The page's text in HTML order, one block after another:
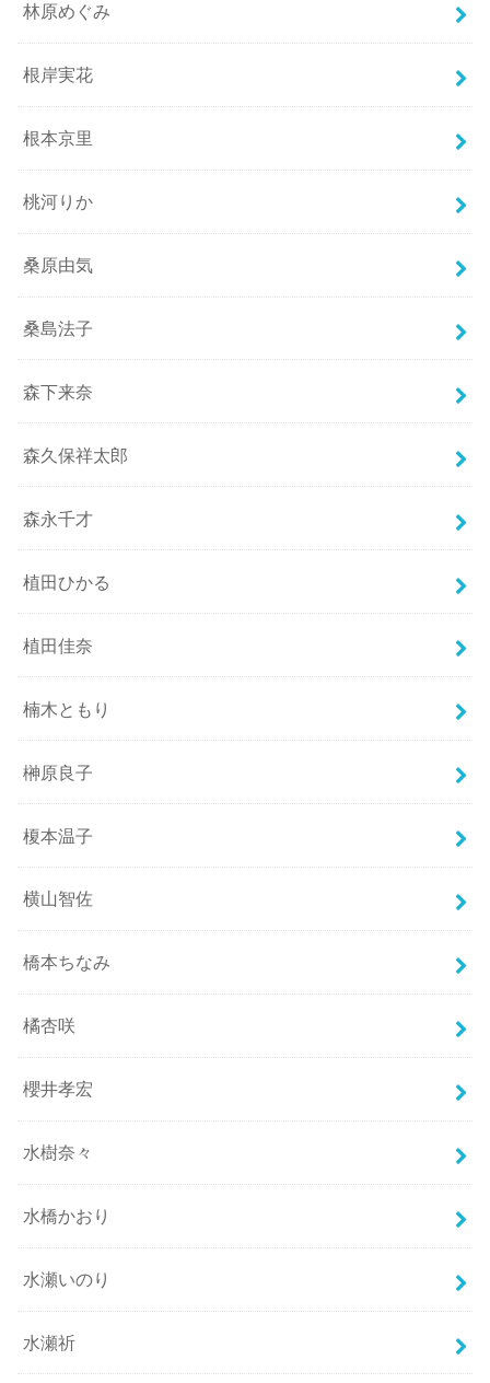
林原めぐみ
根岸実花
根本京里
桃河りか
桑原由気
桑島法子
森下来奈
森久保祥太郎
森永千才
植田ひかる
植田佳奈
楠木ともり
榊原良子
榎本温子
横山智佐
橋本ちなみ
橘杏咲
櫻井孝宏
水樹奈々
水橋かおり
水瀬いのり
水瀬祈